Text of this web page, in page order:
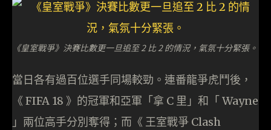
《皇室戰爭》決賽比數更一旦追至 2 比 2 的情況，氣氛十分緊張。
當日各有過百位選手同場較勁。連番龍爭虎鬥後，
《 FIFA 18 》的冠軍和亞軍「拿 C 里」和「 Wayne
」兩位高手分別奪得；而《 王室戰爭 Clash